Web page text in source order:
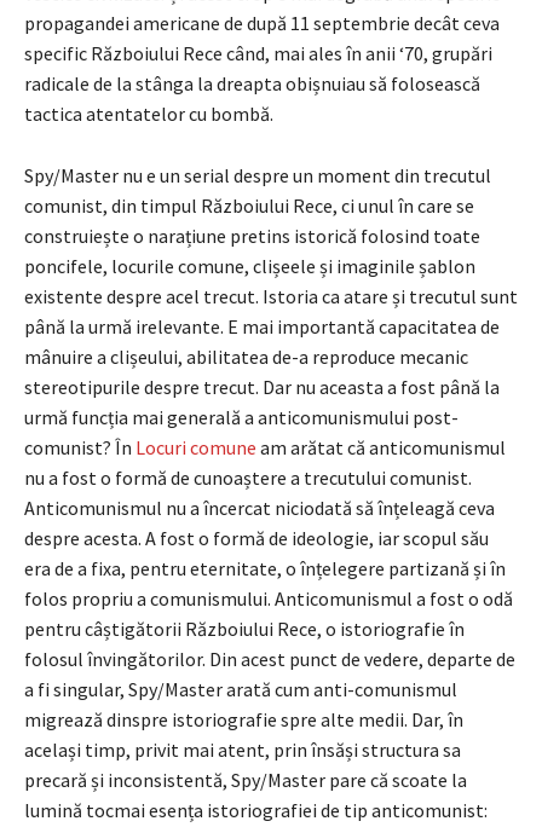
propagandei americane de după 11 septembrie decât ceva
specific Războiului Rece când, mai ales în anii ‘70, grupări
radicale de la stânga la dreapta obișnuiau să folosească
tactica atentatelor cu bombă.
Spy/Master nu e un serial despre un moment din trecutul
comunist, din timpul Războiului Rece, ci unul în care se
construiește o narațiune pretins istorică folosind toate
poncifele, locurile comune, clișeele și imaginile șablon
existente despre acel trecut. Istoria ca atare și trecutul sunt
până la urmă irelevante. E mai importantă capacitatea de
mânuire a clișeului, abilitatea de-a reproduce mecanic
stereotipurile despre trecut. Dar nu aceasta a fost până la
urmă funcția mai generală a anticomunismului post-
comunist? În Locuri comune am arătat că anticomunismul
nu a fost o formă de cunoaștere a trecutului comunist.
Anticomunismul nu a încercat niciodată să înțeleagă ceva
despre acesta. A fost o formă de ideologie, iar scopul său
era de a fixa, pentru eternitate, o înțelegere partizană și în
folos propriu a comunismului. Anticomunismul a fost o odă
pentru câștigătorii Războiului Rece, o istoriografie în
folosul învingătorilor. Din acest punct de vedere, departe de
a fi singular, Spy/Master arată cum anti-comunismul
migrează dinspre istoriografie spre alte medii. Dar, în
același timp, privit mai atent, prin însăși structura sa
precară și inconsistentă, Spy/Master pare că scoate la
lumină tocmai esența istoriografiei de tip anticomunist: